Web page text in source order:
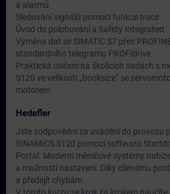
a alarmů
Sledování signálů pomocí funkce trace
Úvod do polohování a Safety Integrated
Výměna dat se SIMATIC S7 přes
standardního telegramu PROFIdrive
Praktická cvičení na školicích sadách s
S120 ve velikosti „booksize“ se
motorem
Hedefler
Jste zodpovědní za uvádění do provozu
SINAMICS S120 pomocí softwaru
Portal. Moderní měničové systémy
a možností nastavení. Díky cílenému
a předejít chybám.